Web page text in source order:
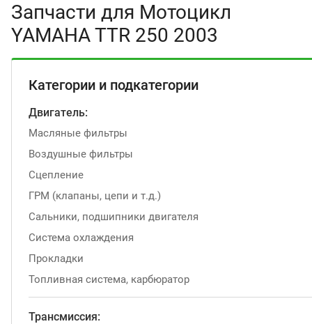
Запчасти для Мотоцикл
YAMAHA TTR 250 2003
Категории и подкатегории
Двигатель:
Масляные фильтры
Воздушные фильтры
Сцепление
ГРМ (клапаны, цепи и т.д.)
Сальники, подшипники двигателя
Система охлаждения
Прокладки
Топливная система, карбюратор
Трансмиссия: